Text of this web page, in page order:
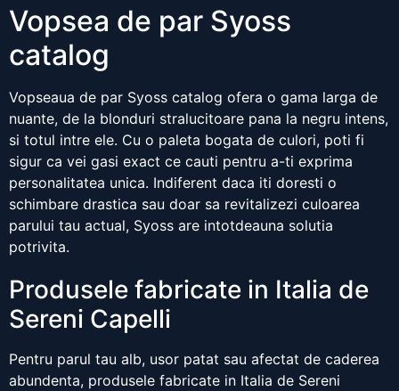
Vopsea de par Syoss
catalog
Vopseaua de par Syoss catalog ofera o gama larga de
nuante, de la blonduri stralucitoare pana la negru intens,
si totul intre ele. Cu o paleta bogata de culori, poti fi
sigur ca vei gasi exact ce cauti pentru a-ti exprima
personalitatea unica. Indiferent daca iti doresti o
schimbare drastica sau doar sa revitalizezi culoarea
parului tau actual, Syoss are intotdeauna solutia
potrivita.
Produsele fabricate in Italia de
Sereni Capelli
Pentru parul tau alb, usor patat sau afectat de caderea
abundenta, produsele fabricate in Italia de Sereni